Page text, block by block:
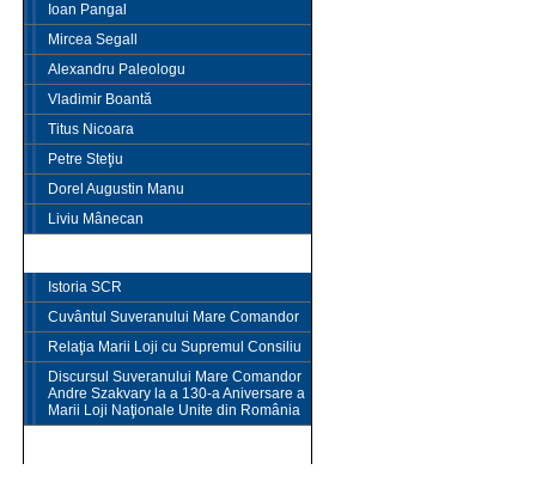
Ioan Pangal
Mircea Segall
Alexandru Paleologu
Vladimir Boantă
Titus Nicoara
Petre Steţiu
Dorel Augustin Manu
Liviu Mânecan
Istoria SCR
Cuvântul Suveranului Mare Comandor
Relaţia Marii Loji cu Supremul Consiliu
Discursul Suveranului Mare Comandor
Andre Szakvary la a 130-a Aniversare a
Marii Loji Naţionale Unite din România